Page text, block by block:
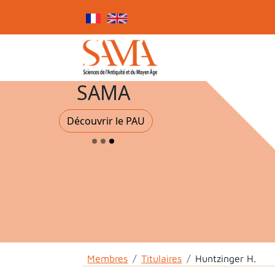
SAMA
Découvrir le PAU
Breadcrumb
Membres Titulaires Huntzinger H.